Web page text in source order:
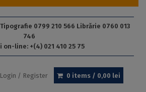
0799 210 566 Librărie 0760 013
746
on-line: +(4) 021 410 25 75
Login / Register 0 items / 0,00 lei